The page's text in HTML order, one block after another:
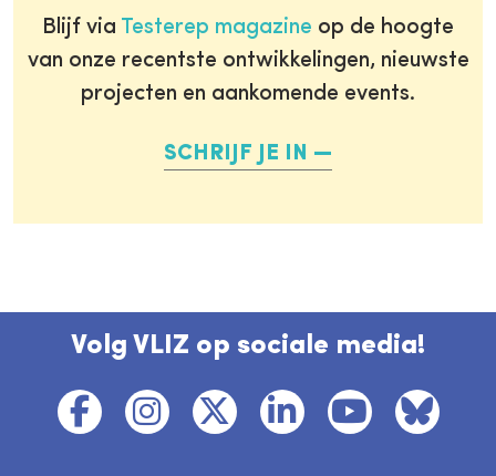
Blijf via Testerep magazine op de hoogte
van onze recentste ontwikkelingen, nieuwste
projecten en aankomende events.
SCHRIJF JE IN
Volg VLIZ op sociale media!